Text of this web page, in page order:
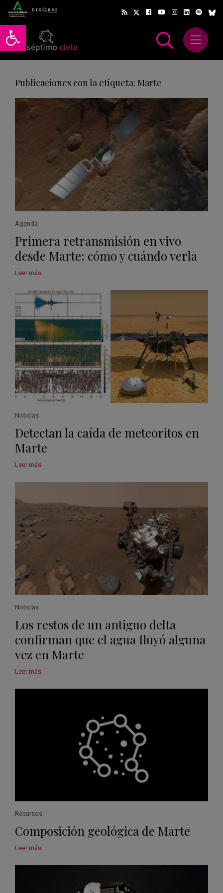
Abrir barra de herramientas
Abrir
Publicaciones con la etiqueta: Marte
Agenda
Primera retransmisión en vivo
desde Marte: cómo y cuándo verla
Leer más
Noticias
Detectan la caída de meteoritos en
Marte
Leer más
Noticias
Los restos de un antiguo delta
confirman que el agua fluyó alguna
vez en Marte
Leer más
Recursos
Composición geológica de Marte
Leer más